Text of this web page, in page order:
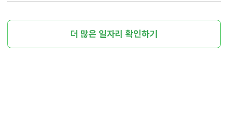
더 많은 일자리 확인하기